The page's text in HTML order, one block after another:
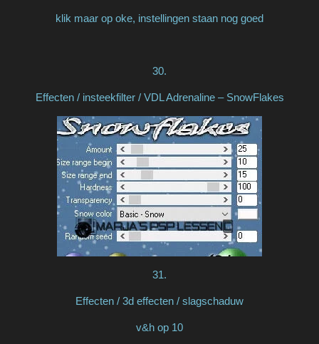
klik maar op oke, instellingen staan nog goed
30.
Effecten / insteekfilter / VDL Adrenaline – SnowFlakes
31.
Effecten / 3d effecten / slagschaduw
v&h op 10